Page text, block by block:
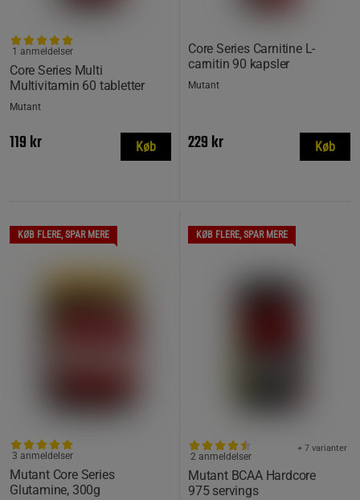
Core Series Multi
Multivitamin 60 tabletter
1 anmeldelser
Mutant
119 kr Køb
Core Series Carnitine L-
carnitin 90 kapsler
Mutant
229 kr Køb
KØB FLERE, SPAR MERE
Mutant Core Series
Glutamine, 300g
3 anmeldelser
KØB FLERE, SPAR MERE
Mutant BCAA Hardcore
975 servings
+ 7 varianter
2 anmeldelser